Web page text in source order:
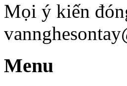
Mọi ý kiến
Menu